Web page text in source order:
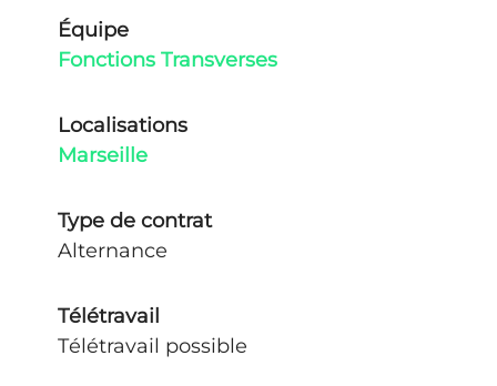
Équipe
Fonctions Transverses
Localisations
Marseille
Type de contrat
Alternance
Télétravail
Télétravail possible